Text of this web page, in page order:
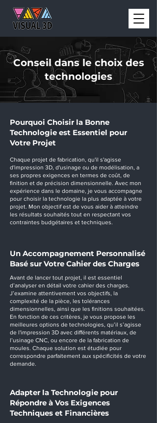
Conseil dans le choix des
technologies
Pourquoi Choisir la Bonne
Technologie est Essentiel pour
Votre Projet
Chaque projet de fabrication, qu'il s'agisse
d'impression 3D, d'usinage ou de modélisation, a
ses propres exigences en termes de coût, de
finition et de précision dimensionnelle. Avec mon
expérience dans le domaine, je vous accompagne
pour choisir la technologie la plus adaptée à votre
projet. Mon objectif est de vous aider à atteindre
les résultats souhaités tout en respectant vos
contraintes budgétaires et techniques.
Un Accompagnement Personnalisé
Basé sur Votre Cahier des Charges
Avant de lancer tout projet, il est essentiel
d’analyser en détail votre cahier des charges.
J’examine attentivement vos objectifs, la
complexité de la pièce, les tolérances
dimensionnelles, ainsi que les finitions souhaitées.
En fonction de ces critères, je vous propose les
meilleures options de technologies, qu’il s’agisse
de l'impression 3D avec différents matériaux, de
l’usinage CNC, ou encore de la fabrication de
moules. Chaque solution est étudiée pour
correspondre parfaitement aux spécificités de votre
demande.
Adapter la Technologie pour
Répondre à Vos Exigences
Techniques et Financières